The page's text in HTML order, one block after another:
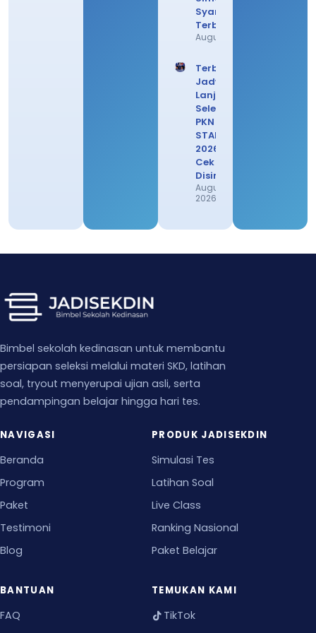
Syarat
Terbarunya
August 3, 2026
Terbaru!
Jadwal
Lanjutan
Seleksi
PKN
STAN
2026,
Cek
Disini
August 1,
2026
Bimbel sekolah kedinasan untuk membantu
persiapan seleksi melalui materi SKD, latihan
soal, tryout menyerupai ujian asli, serta
pendampingan belajar hingga hari tes.
NAVIGASI
Beranda
Program
Paket
Testimoni
Blog
PRODUK JADISEKDIN
Simulasi Tes
Latihan Soal
Live Class
Ranking Nasional
Paket Belajar
BANTUAN
FAQ
TEMUKAN KAMI
TikTok